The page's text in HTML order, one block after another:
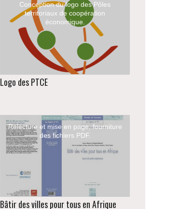
Conception du logo des Pôles
territoriaux de coopération
économique.
Logo des PTCE
Relecture et mise en page, fourniture
des fichiers PDF.
Bâtir des villes pour tous en Afrique